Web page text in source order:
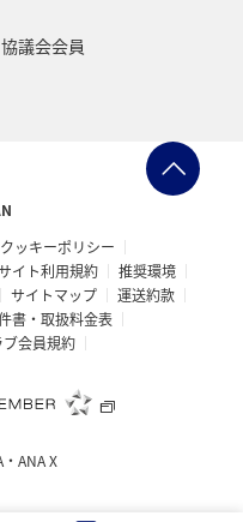
議会会員
クッキーポリシー
イト利用規約
推奨環境
サイトマップ
運送約款
書・取扱料金表
会員規約
・ANA X